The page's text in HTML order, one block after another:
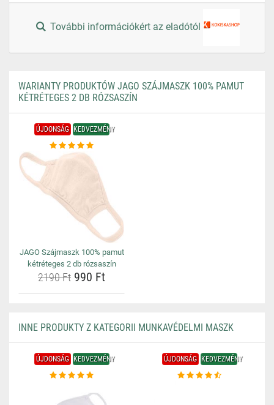
További információkért az eladótól
WARIANTY PRODUKTÓW JAGO SZÁJMASZK 100% PAMUT
KÉTRÉTEGES 2 DB RÓZSASZÍN
ÚJDONSÁG KEDVEZMÉNY
JAGO Szájmaszk 100% pamut
kétréteges 2 db rózsaszín
2190 Ft 990 Ft
INNE PRODUKTY Z KATEGORII MUNKAVÉDELMI MASZK
ÚJDONSÁG KEDVEZMÉNY ÚJDONSÁG KEDVEZMÉNY